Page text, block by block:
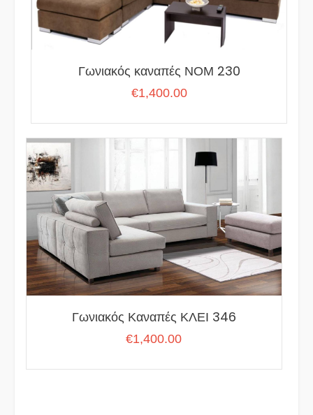
Γωνιακός καναπές ΝΟΜ 230
€1,400.00
Γωνιακός Καναπές ΚΛΕΙ 346
€1,400.00